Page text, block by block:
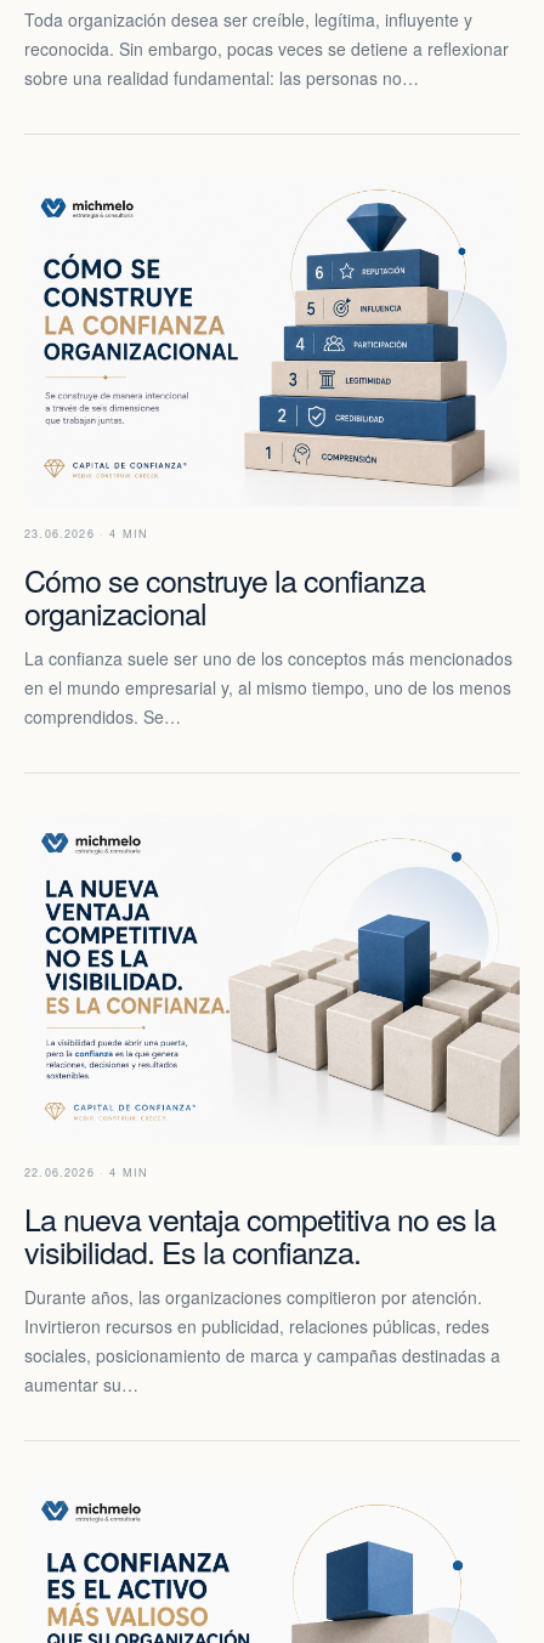
Toda organización desea ser creíble, legítima, influyente y
reconocida. Sin embargo, pocas veces se detiene a reflexionar
sobre una realidad fundamental: las personas no…
23.06.2026 · 4 MIN
Cómo se construye la confianza
organizacional
La confianza suele ser uno de los conceptos más mencionados
en el mundo empresarial y, al mismo tiempo, uno de los menos
comprendidos. Se…
22.06.2026 · 4 MIN
La nueva ventaja competitiva no es la
visibilidad. Es la confianza.
Durante años, las organizaciones compitieron por atención.
Invirtieron recursos en publicidad, relaciones públicas, redes
sociales, posicionamiento de marca y campañas destinadas a
aumentar su…